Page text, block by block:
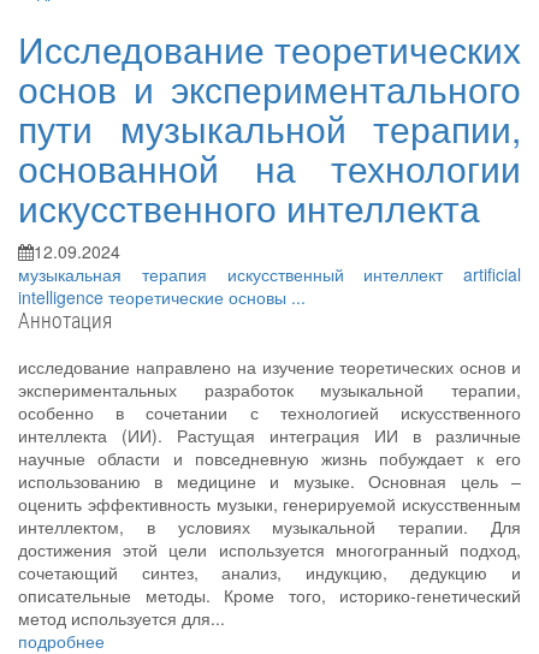
Исследование теоретических
основ и экспериментального
пути музыкальной терапии,
основанной на технологии
искусственного интеллекта
12.09.2024
музыкальная терапия искусственный интеллект artificial
intelligence теоретические основы ...
Аннотация
исследование направлено на изучение теоретических основ и
экспериментальных разработок музыкальной терапии,
особенно в сочетании с технологией искусственного
интеллекта (ИИ). Растущая интеграция ИИ в различные
научные области и повседневную жизнь побуждает к его
использованию в медицине и музыке. Основная цель –
оценить эффективность музыки, генерируемой искусственным
интеллектом, в условиях музыкальной терапии. Для
достижения этой цели используется многогранный подход,
сочетающий синтез, анализ, индукцию, дедукцию и
описательные методы. Кроме того, историко-генетический
метод используется для...
подробнее